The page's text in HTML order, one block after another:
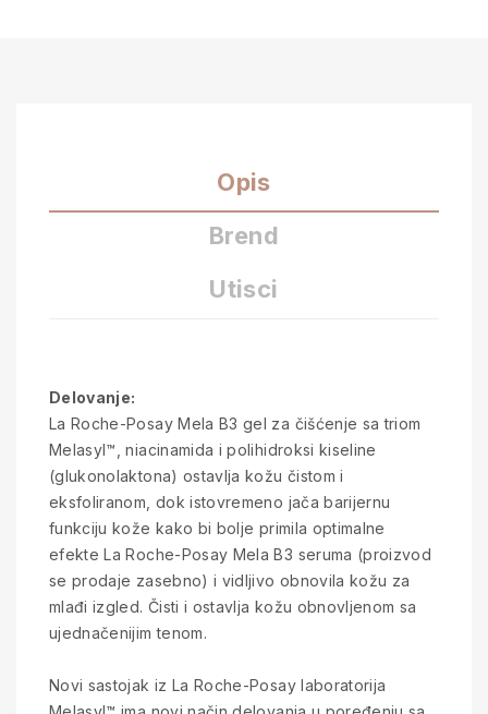
Opis
Brend
Utisci
Delovanje:
La Roche-Posay Mela B3 gel za čišćenje sa triom
Melasyl™, niacinamida i polihidroksi kiseline
(glukonolaktona) ostavlja kožu čistom i
eksfoliranom, dok istovremeno jača barijernu
funkciju kože kako bi bolje primila optimalne
efekte La Roche-Posay Mela B3 seruma (proizvod
se prodaje zasebno) i vidljivo obnovila kožu za
mlađi izgled. Čisti i ostavlja kožu obnovljenom sa
ujednačenijim tenom.
Novi sastojak iz La Roche-Posay laboratorija